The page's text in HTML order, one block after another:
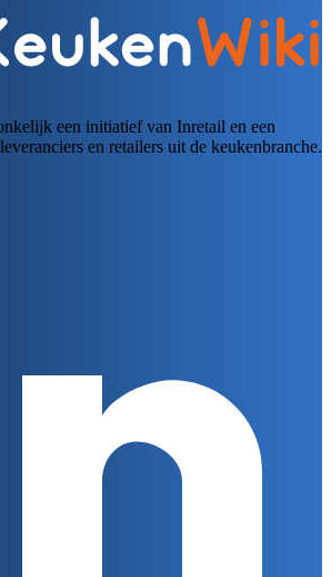
een initiatief van Inretail en een
en retailers uit de keukenbranche.